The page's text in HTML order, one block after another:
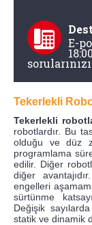
E-
Tekerlekli
Tekerlekli
robotlardır. Bu
olduğu ve düz
programlama
edilir. Diğer
diğer
engelleri
sürtünme
Değişik sayılarda
statik ve dinamik